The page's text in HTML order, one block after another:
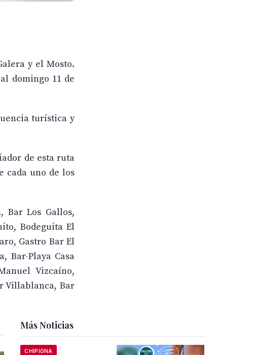
y el Mosto.
domingo 11 de
turística y
de esta ruta
cada uno de los
Bar Los Gallos,
Bodeguita El
Gastro Bar El
Bar-Playa Casa
Vizcaíno,
Villablanca, Bar
Más Noticias
CHIPIONA